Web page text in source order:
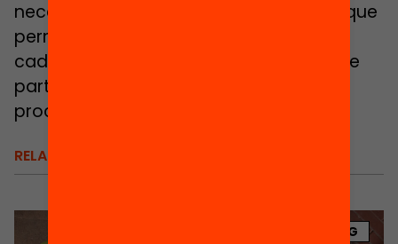
necessària una avaluació diagnòstica que
permeti identificar l’avenç o pèrdua de
cadascú. Aquest haurà de ser el punt de
partida per a dissenyar els futurs
processos d’aprenentatge.
RELACIONATS
BLOG